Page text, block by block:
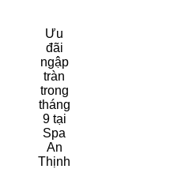
Ưu
đãi
ngập
tràn
trong
tháng
9 tại
Spa
An
Thịnh